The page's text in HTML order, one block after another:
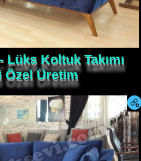
Lüks Koltuk Takımı
Özel Üretim